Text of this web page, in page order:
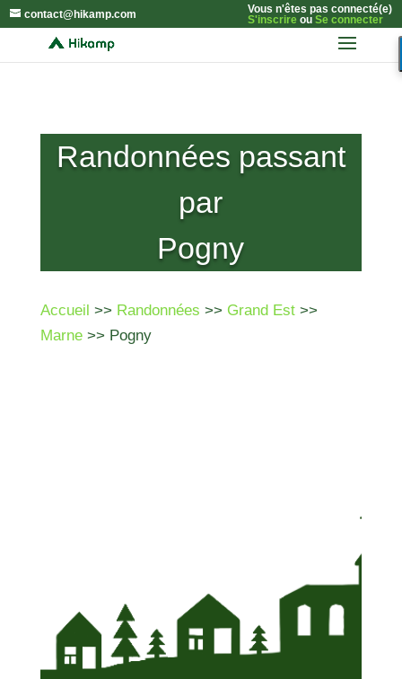
contact@hikamp.com
Vous n'êtes pas connecté(e)
S'inscrireou Se connecter
Randonnées passant
par
Pogny
Accueil >> Randonnées >> Grand Est>>
Marne>> Pogny